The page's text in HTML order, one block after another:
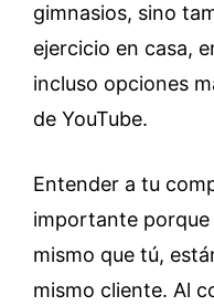
gimnasios, sino
ejercicio en casa,
incluso opciones
de YouTube.
Entender a tu
importante
mismo que tú,
mismo cliente. Al